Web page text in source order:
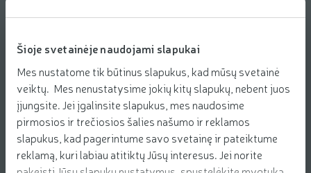
Šioje svetainėje naudojami slapukai
Mes nustatome tik būtinus slapukus, kad mūsų svetainė
veiktų. Mes nenustatysime jokių kitų slapukų, nebent juos
įjungsite. Jei įgalinsite slapukus, mes naudosime
pirmosios ir trečiosios šalies našumo ir reklamos
slapukus, kad pagerintume savo svetainę ir pateiktume
reklamą, kuri labiau atitiktų Jūsų interesus. Jei norite